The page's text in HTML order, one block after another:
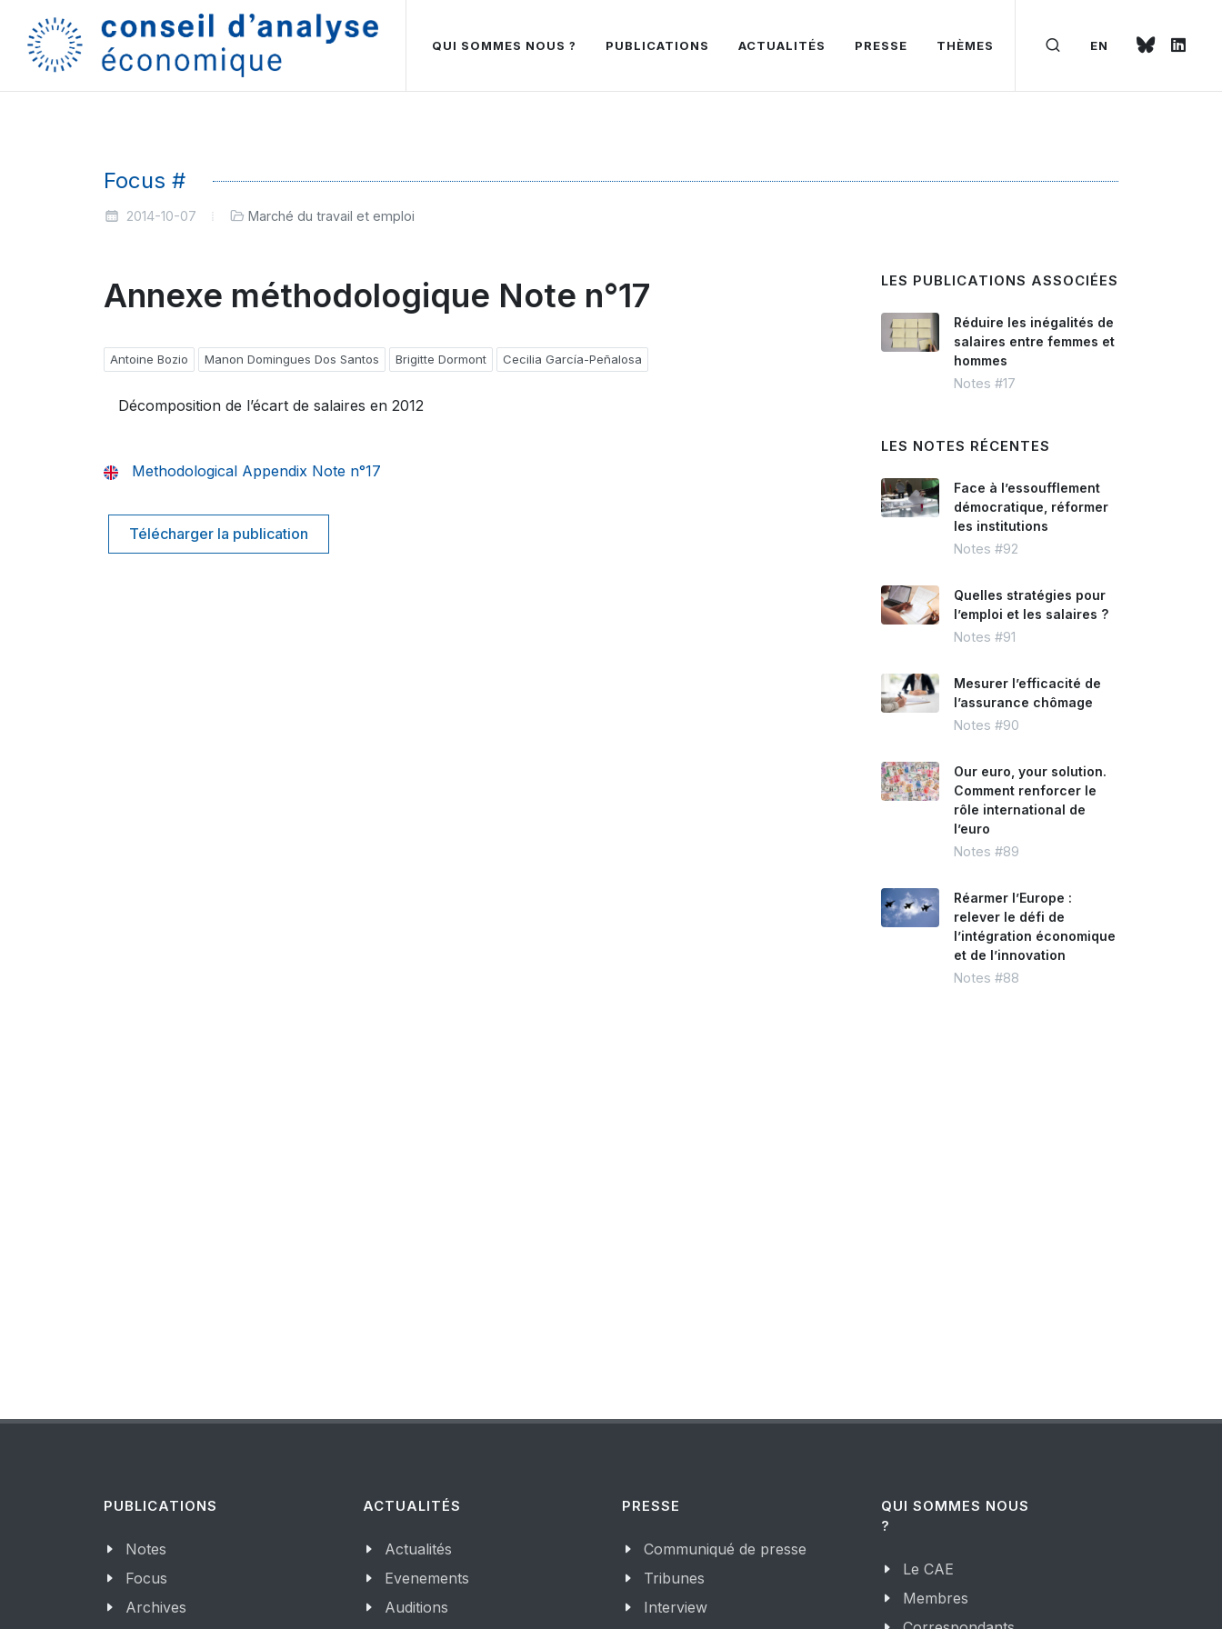
EN
QUI SOMMES NOUS ? PUBLICATIONS ACTUALITÉS PRESSE THÈMES
Focus #
2014-10-07 Marché du travail et emploi
Annexe méthodologique Note n°17
Antoine Bozio Manon Domingues Dos Santos Brigitte Dormont Cecilia García-Peñalosa
Décomposition de l’écart de salaires en 2012
Methodological Appendix Note n°17
Télécharger la publication
LES PUBLICATIONS ASSOCIÉES
Réduire les inégalités de
salaires entre femmes et
hommes
Notes #17
LES NOTES RÉCENTES
Face à l’essoufflement
démocratique, réformer
les institutions
Notes #92
Quelles stratégies pour
l’emploi et les salaires ?
Notes #91
Mesurer l’efficacité de
l’assurance chômage
Notes #90
Our euro, your solution.
Comment renforcer le
rôle international de
l’euro
Notes #89
Réarmer l’Europe :
relever le défi de
l’intégration économique
et de l’innovation
Notes #88
PUBLICATIONS
Notes
Focus
Archives
ACTUALITÉS
Actualités
Evenements
Auditions
PRESSE
Communiqué de presse
Tribunes
Interview
QUI SOMMES NOUS
?
Le CAE
Membres